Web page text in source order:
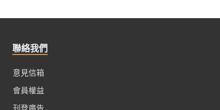
聯絡我們
意見信箱
會員權益
刊登廣告